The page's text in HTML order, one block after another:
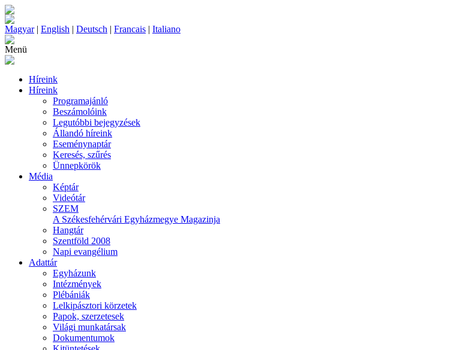
Magyar| English | Deutsch | Francais | Italiano
Menü
Híreink
Híreink
Programajánló
Beszámolóink
Legutóbbi bejegyzések
Állandó híreink
Eseménynaptár
Keresés, szűrés
Ünnepkörök
Média
Képtár
Videótár
SZEM
A Székesfehérvári Egyházmegye Magazinja
Hangtár
Szentföld 2008
Napi evangélium
Adattár
Egyházunk
Intézmények
Plébániák
Lelkipásztori körzetek
Papok, szerzetesek
Világi munkatársak
Dokumentumok